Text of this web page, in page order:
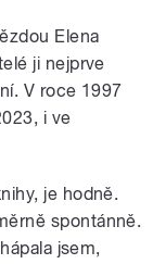
Elena
ji nejprve
V roce 1997
i ve
je hodně.
spontánně.
jsem,